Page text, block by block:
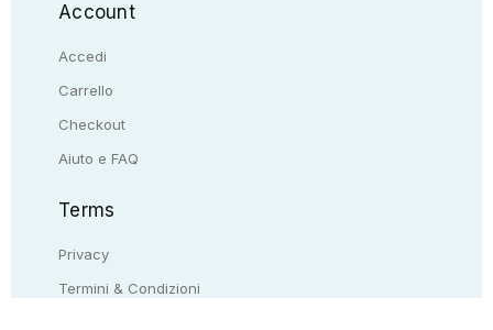
Account
Accedi
Carrello
Checkout
Aiuto e FAQ
Terms
Privacy
Termini & Condizioni